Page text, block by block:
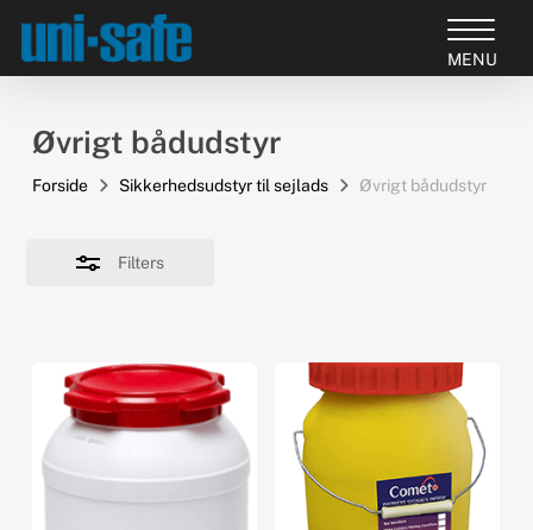
main
Øvrigt bådudstyr
Forside Sikkerhedsudstyr til sejlads Øvrigt bådudstyr
Filters
Close
Filters
Close